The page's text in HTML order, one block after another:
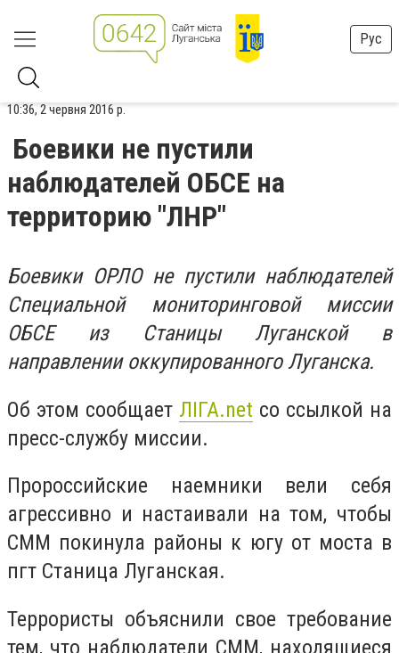
Рус
10:36, 2 червня 2016 р.
Боевики не пустили
наблюдателей ОБСЕ на
территорию "ЛНР"
Боевики ОРЛО не пустили наблюдателей
Специальной мониторинговой миссии
ОБСЕ из Станицы Луганской в
направлении оккупированного Луганска.
Об этом сообщает ЛІГА.net со ссылкой на
пресс-службу миссии.
Пророссийские наемники вели себя
агрессивно и настаивали на том, чтобы
СММ покинула районы к югу от моста в
пгт Станица Луганская.
Террористы объяснили свое требование
тем, что наблюдатели СММ, находящиеся